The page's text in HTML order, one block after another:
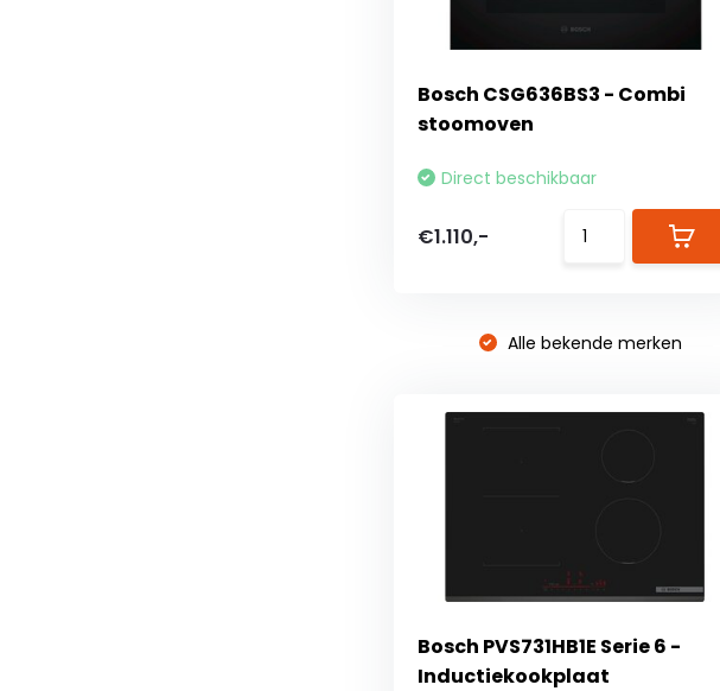
Bosch CSG636BS3 - Combi
stoomoven
Direct beschikbaar
€1.110,-
Alle bekende merken
Bosch PVS731HB1E Serie 6 -
Inductiekookplaat